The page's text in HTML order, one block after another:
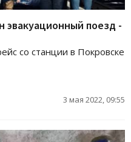
эвакуационный поезд -
со станции в Покровске
3 мая 2022, 09:55